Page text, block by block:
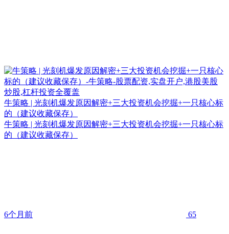
牛策略 | 光刻机爆发原因解密+三大投资机会挖掘+一只核心标
的（建议收藏保存）
牛策略 | 光刻机爆发原因解密+三大投资机会挖掘+一只核心标
的（建议收藏保存）
6个月前 65